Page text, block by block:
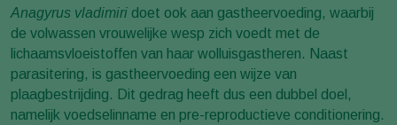
Anagyrus vladimiri doet ook aan gastheervoeding, waarbij
de volwassen vrouwelijke wesp zich voedt met de
lichaamsvloeistoffen van haar wolluisgastheren. Naast
parasitering, is gastheervoeding een wijze van
plaagbestrijding. Dit gedrag heeft dus een dubbel doel,
namelijk voedselinname en pre-reproductieve conditionering.